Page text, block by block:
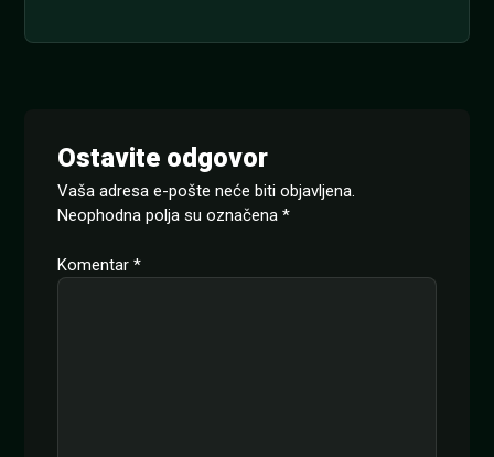
Ostavite odgovor
Vaša adresa e-pošte neće biti objavljena.
Neophodna polja su označena *
Komentar *